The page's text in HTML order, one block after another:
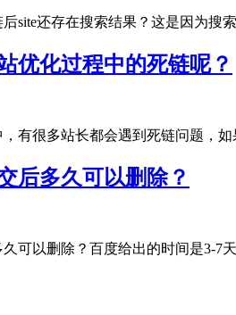
site还存在搜索结果？这是因为搜
优化过程中的死链呢？
有很多站长都会遇到死链问题，
后多久可以删除？
可以删除？百度给出的时间是3-7